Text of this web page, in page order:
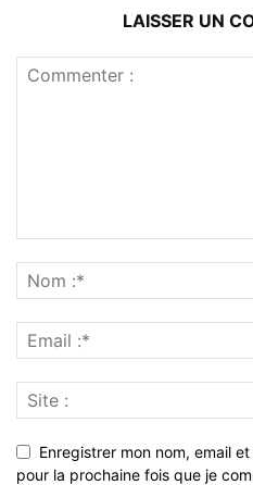
LAISSER UN
Enregistrer mon nom, email
pour la prochaine fois que je